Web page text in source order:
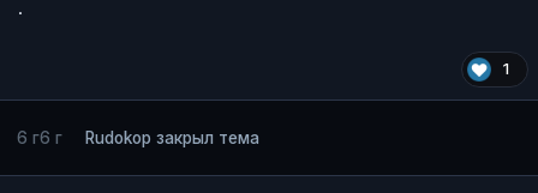
.
1
6 г6 г Rudokop закрыл тема